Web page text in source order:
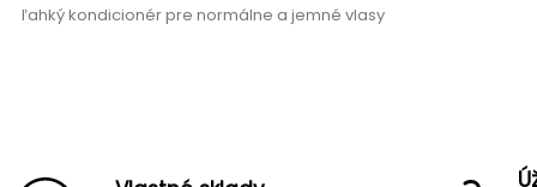
ľahký kondicionér pre normálne a jemné vlasy